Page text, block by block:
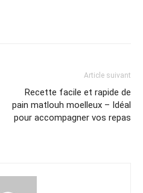
Article suivant
Recette facile et rapide de
pain matlouh moelleux – Idéal
pour accompagner vos repas